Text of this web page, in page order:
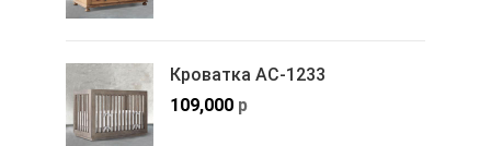
Кроватка АС-1233
109,000 р